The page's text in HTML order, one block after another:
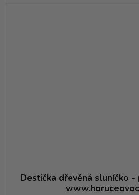
Destička dřevěná sluníčko -